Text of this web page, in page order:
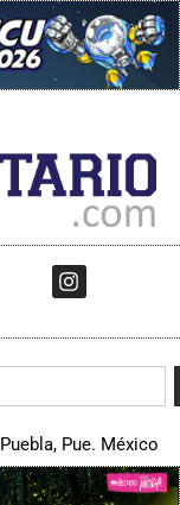
Puebla, Pue. México